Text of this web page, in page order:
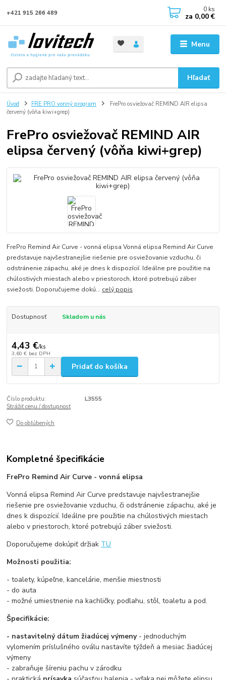
Menu
Hľadať
+421 915 266 489 0 ks
za 0,00 €
Úvod FRE PRO vonný program
FrePro osviežovač REMIND AIR elipsa
červený (vôňa kiwi+grep)
FrePro osviežovač REMIND AIR
elipsa červený (vôňa kiwi+grep)
FrePro Remind Air Curve - vonná elipsa Vonná elipsa Remind Air Curve
predstavuje najvšestranejšie riešenie pre osviežovanie vzduchu, či
odstránenie zápachu, aké je dnes k dispozícií. Ideálne pre použitie na
chúlostivých miestach alebo v priestoroch, ktoré potrebujú záber
sviežosti. Doporučujeme dokú... celý popis
Dostupnosť Skladom u nás
4,43 €/ks
3,60 € bez DPH
Pridať do košíka
Číslo produktu:
L3555
Strážiť cenu / dostupnosť
Do obľúbených
Kompletné špecifikácie
FrePro Remind Air Curve - vonná elipsa
Vonná elipsa Remind Air Curve predstavuje najvšestranejšie
riešenie pre osviežovanie vzduchu, či odstránenie zápachu, aké je
dnes k dispozícií. Ideálne pre použitie na chúlostivých miestach
alebo v priestoroch, ktoré potrebujú záber sviežosti.
Doporučujeme dokúpiť držiak TU
Možnosti použitia:
- toalety, kúpeľne, kancelárie, menšie miestnosti
- do auta
- možné umiestnenie na kachličky, podlahu, stôl, toaletu a pod.
Špecifikácie:
- nastavitelný dátum žiadúcej výmeny - jednoduchým
vylomením príslušného oválu nastavíte týždeň a mesiac žiadúcej
výmeny
- zabraňuje šíreniu pachu v zárodku